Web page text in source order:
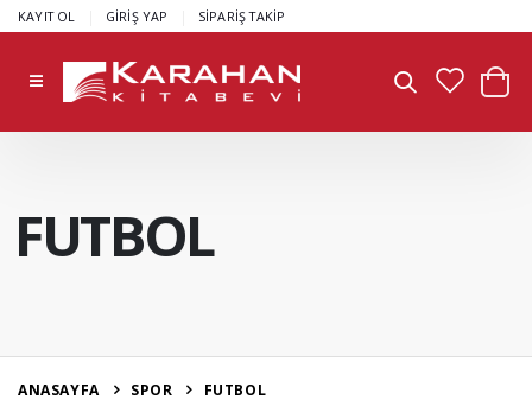
KAYIT OL GİRİŞ YAP SİPARİŞ TAKİP
FUTBOL
ANASAYFA SPOR FUTBOL